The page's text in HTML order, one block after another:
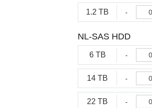
1.2 TB -
NL-SAS HDD
6 TB -
14 TB -
22 TB -